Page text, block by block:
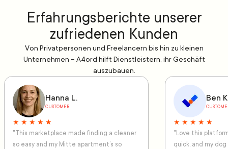
Erfahrungsberichte unserer
zufriedenen Kunden
Von Privatpersonen und Freelancern bis hin zu kleinen
Unternehmen – A4ord hilft Dienstleistern, ihr Geschäft
auszubauen.
Hanna L.
CUSTOMER
★ ★ ★ ★ ★
"This marketplace made finding a cleaner
so easy and my Mitte apartment’s so
Ben
★ ★ ★ ★ ★
"Love this
quick, and my